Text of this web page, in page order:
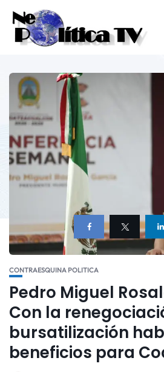
CONTRAESQUINA POLITICA
Pedro Miguel
Con la
bursatilización
beneficios para